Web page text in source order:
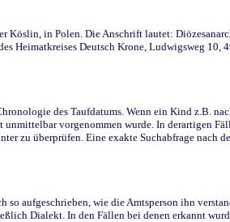
in Polen. Die Anschrift lautet:
Heimatkreises Deutsch Krone, Ludwigsweg
des Taufdatums. Wenn ein Kind z.B.
vorgenommen wurde. In derartigen
zu überprüfen. Eine exakte Suchabfrage nach
aufgeschrieben, wie die Amtsperson ihn
Dialekt. In den Fällen bei denen erkannt